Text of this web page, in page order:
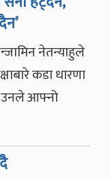
नेतन्याहुले
कडा धारणा
उनले आफ्नो